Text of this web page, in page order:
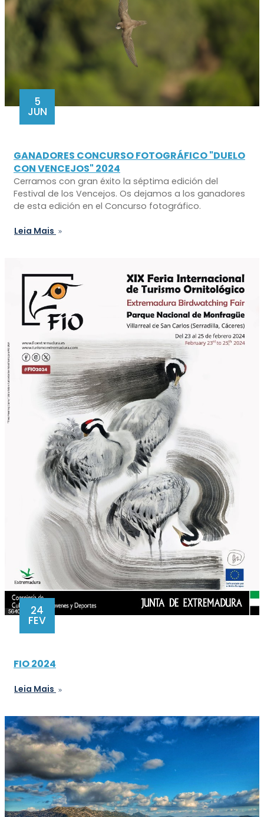
5
JUN
GANADORES CONCURSO FOTOGRÁFICO "DUELO
CON VENCEJOS" 2024
Cerramos con gran éxito la séptima edición del
Festival de los Vencejos. Os dejamos a los ganadores
de esta edición en el Concurso fotográfico.
Leia Mais
24
FEV
FIO 2024
Leia Mais